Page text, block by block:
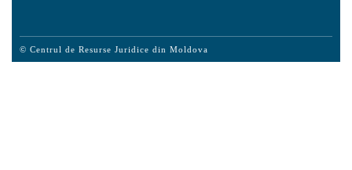
© Centrul de Resurse Juridice din Moldova